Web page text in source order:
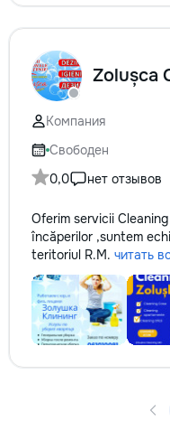
Zolușca
Компания
Свободен
0,0
нет отзывов
Oferim servicii
încăperilor ,suntem
teritoriul R.M. читать